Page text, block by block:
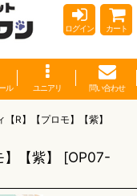
ログイン カート
ル ユニアリ 問い合わせ
R】【プロモ】【紫】
【紫】 [OP07-